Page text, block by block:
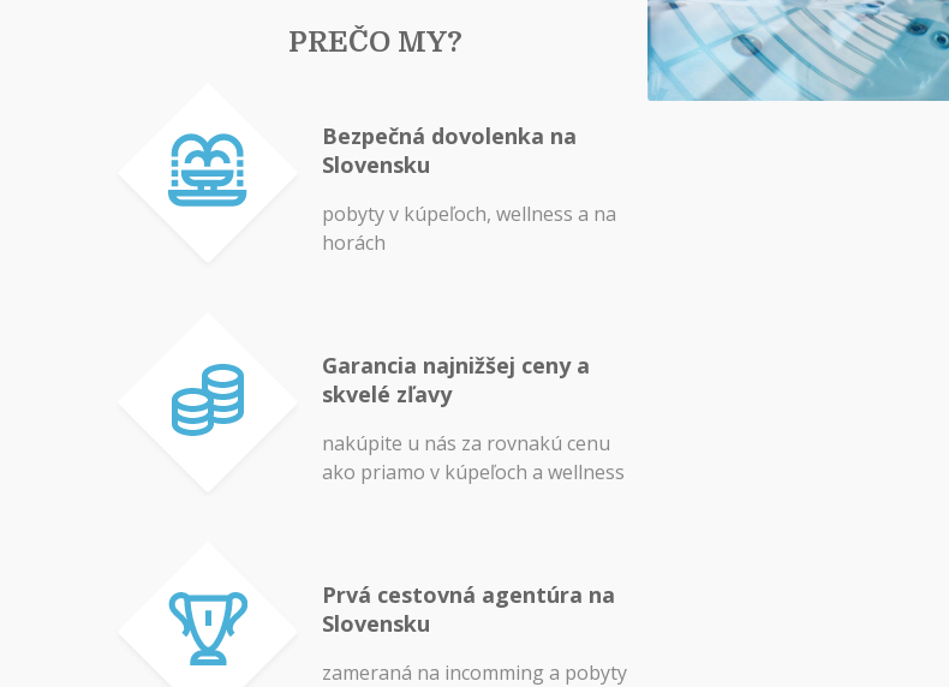
PREČO MY?
Bezpečná dovolenka na
Slovensku
pobyty v kúpeľoch, wellness a na
horách
Garancia najnižšej ceny a
skvelé zľavy
nakúpite u nás za rovnakú cenu
ako priamo v kúpeľoch a wellness
Prvá cestovná agentúra na
Slovensku
zameraná na incomming a pobyty